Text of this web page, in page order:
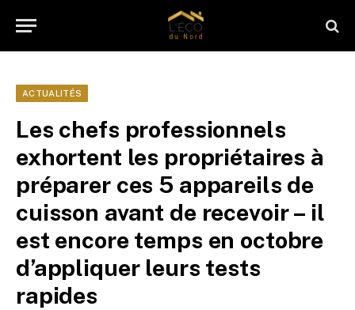
ACTUALITÉS
Les chefs professionnels
exhortent les propriétaires à
préparer ces 5 appareils de
cuisson avant de recevoir – il
est encore temps en octobre
d’appliquer leurs tests
rapides